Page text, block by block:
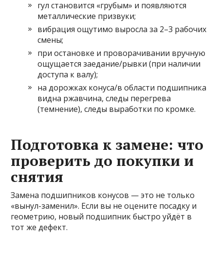
гул становится «грубым» и появляются
металлические призвуки;
вибрация ощутимо выросла за 2–3 рабочих
смены;
при остановке и проворачивании вручную
ощущается заедание/рывки (при наличии
доступа к валу);
на дорожках конуса/в области подшипника
видна ржавчина, следы перегрева
(темнение), следы выработки по кромке.
Подготовка к замене: что
проверить до покупки и
снятия
Замена подшипников конусов — это не только
«вынул-заменил». Если вы не оцените посадку и
геометрию, новый подшипник быстро уйдёт в
тот же дефект.